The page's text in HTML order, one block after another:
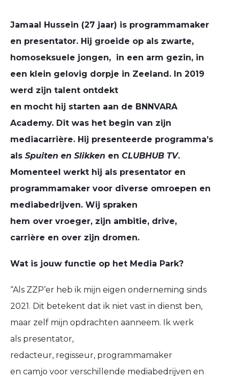
Jamaal Hussein (27 jaar) is programmamaker
en presentator. Hij groeide op als zwarte,
homoseksuele jongen, in een arm gezin, in
een klein gelovig dorpje in Zeeland. In 2019
werd zijn talent ontdekt
en mocht hij starten aan de BNNVARA
Academy. Dit was het begin van zijn
mediacarrière. Hij presenteerde programma’s
als Spuiten en Slikken en CLUBHUB TV.
Momenteel werkt hij als presentator en
programmamaker voor diverse omroepen en
mediabedrijven. Wij spraken
hem over vroeger, zijn ambitie, drive,
carrière en over zijn dromen.
Wat is jouw functie op het Media Park?
“Als ZZP’er heb ik mijn eigen onderneming sinds
2021. Dit betekent dat ik niet vast in dienst ben,
maar zelf mijn opdrachten aanneem. Ik werk
als presentator,
redacteur, regisseur, programmamaker
en camjo voor verschillende mediabedrijven en